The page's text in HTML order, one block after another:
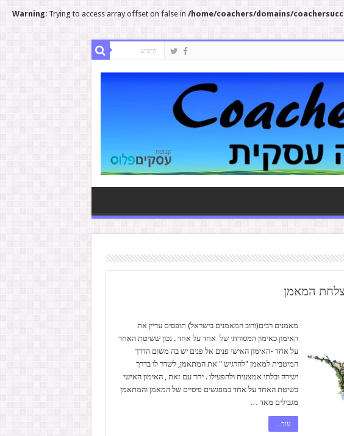
Warning: Trying to access array offset on false in /home/coachers/domains/
המאמן
מאמנים רבים(ורוב המאמנים בישראל) תופסים עדיין את
האימון כאימון המסורתי של אחד על אחד . נכון ששיטת האחד
על אחד -האימון האישי פנים אל פנים יש בה משום הדרך
המיטבית למאמן "להרגיש " את המתאמן, לשדר לו בדרך
ישירה ובלתי אמצעית ולהפעילו . יחד עם זאת , האימון האישי
בשיטת האחד על אחד במפגשים פיסיים של המאמן והמתאמן
מגבילים מאד …
עוד...